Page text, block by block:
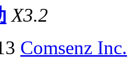
X3.2
Comsenz Inc.